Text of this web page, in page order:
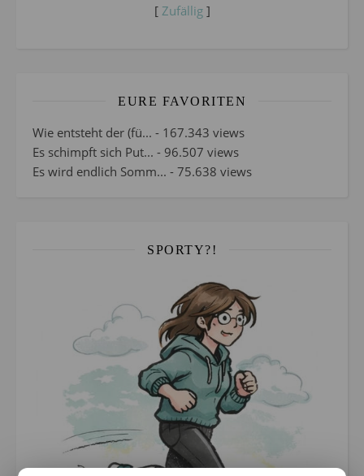
[ Zufällig]
EURE FAVORITEN
Wie entsteht der (fü... - 167.343 views
Es schimpft sich Put... - 96.507 views
Es wird endlich Somm... - 75.638 views
SPORTY?!